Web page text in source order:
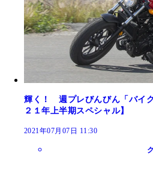
輝く！ 週プレびんびん「バイ
２１年上半期スペシャル】
2021年07月07日 11:30